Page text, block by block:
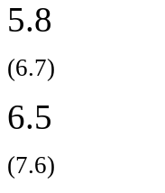
5.8
(6.7)
6.5
(7.6)